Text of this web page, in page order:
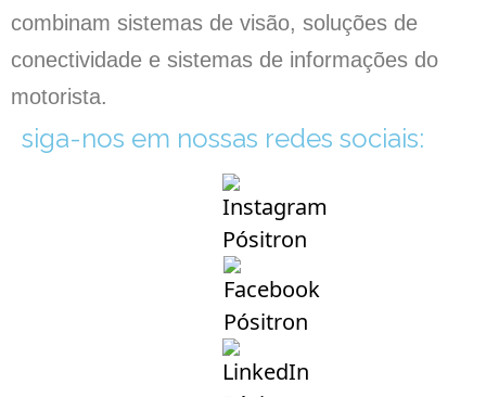
combinam sistemas de visão, soluções de
conectividade e sistemas de informações do
motorista.
siga-nos em nossas redes sociais: